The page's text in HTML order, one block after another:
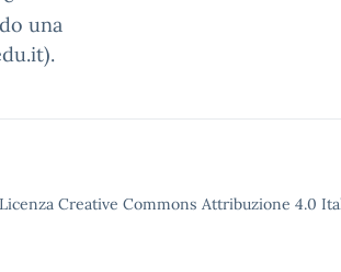
una
Creative Commons Attribuzione 4.0